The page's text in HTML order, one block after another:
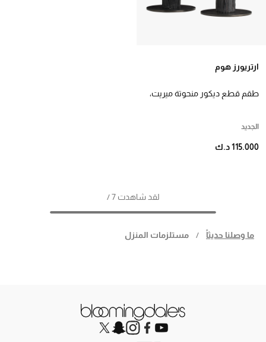
طقم قطع ديكور منحوتة ميريت،
ارتريورز هوم
الجديد
115.000 د.ك
لقد شاهدت 7 /
ما وصلنا حديثاً / مستلزمات المنزل